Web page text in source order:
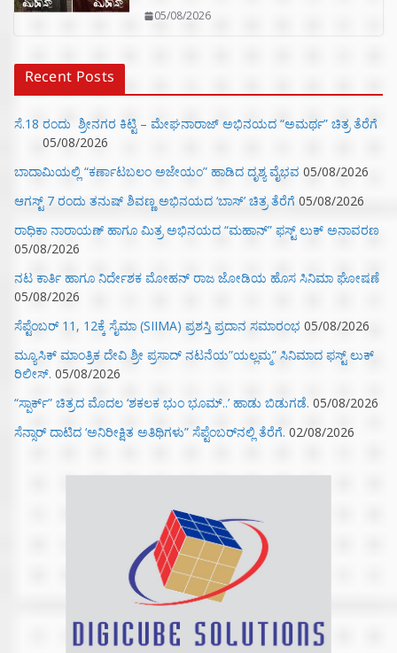
05/08/2026
Recent Posts
ಸೆ.18 ರಂದು ಶ್ರೀನಗರ ಕಿಟ್ಟಿ – ಮೇಘನಾರಾಜ್ ಅಭಿನಯದ “ಅಮರ್ಥ” ಚಿತ್ರ ತೆರೆಗೆ
05/08/2026
ಬಾದಾಮಿಯಲ್ಲಿ “ಕರ್ಣಾಟಬಲಂ ಅಜೇಯಂ” ಹಾಡಿದ ದೃಶ್ಯ ವೈಭವ 05/08/2026
ಆಗಸ್ಟ್ 7 ರಂದು ತನುಷ್ ಶಿವಣ್ಣ ಅಭಿನಯದ ‘ಬಾಸ್’ ಚಿತ್ರ ತೆರೆಗೆ 05/08/2026
ರಾಧಿಕಾ ನಾರಾಯಣ್ ಹಾಗೂ ಮಿತ್ರ ಅಭಿನಯದ “ಮಹಾನ್” ಫಸ್ಟ್ ಲುಕ್ ಅನಾವರಣ
05/08/2026
ನಟ ಕಾರ್ತಿ ಹಾಗೂ ನಿರ್ದೇಶಕ ಮೋಹನ್ ರಾಜ ಜೋಡಿಯ ಹೊಸ ಸಿನಿಮಾ ಘೋಷಣೆ
05/08/2026
ಸೆಪ್ಟೆಂಬರ್ 11, 12ಕ್ಕೆ ಸೈಮಾ (SIIMA) ಪ್ರಶಸ್ತಿ ಪ್ರದಾನ ಸಮಾರಂಭ 05/08/2026
ಮ್ಯೂಸಿಕ್‌ ಮಾಂತ್ರಿಕ ದೇವಿ ಶ್ರೀ ಪ್ರಸಾದ್ ನಟನೆಯ”ಯಲ್ಲಮ್ಮ” ಸಿನಿಮಾದ ಫಸ್ಟ್‌ ಲುಕ್‌
ರಿಲೀಸ್. 05/08/2026
“ಸ್ಪಾರ್ಕ್” ಚಿತ್ರದ ಮೊದಲ‌ ‘ಶಕಲಕ ಭುಂ‌ ಭೂಮ್..’ ಹಾಡು ಬಿಡುಗಡೆ. 05/08/2026
ಸೆನ್ಸಾರ್ ದಾಟಿದ ‘ಅನಿರೀಕ್ಷಿತ ಅತಿಥಿಗಳು” ಸೆಪ್ಟೆಂಬರ್‌ನಲ್ಲಿ ತೆರೆಗೆ. 02/08/2026